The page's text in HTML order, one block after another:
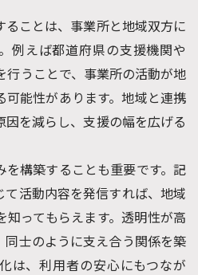
ることは、事業所と地域双方に
例えば都道府県の支援機関や
行うことで、事業所の活動が地
能性があります。地域と連携
因を減らし、支援の幅を広げる
を構築することも重要です。記
活動内容を発信すれば、地域
ってもらえます。透明性が高
同士のように支え合う関係を築
は、利用者の安心にもつなが